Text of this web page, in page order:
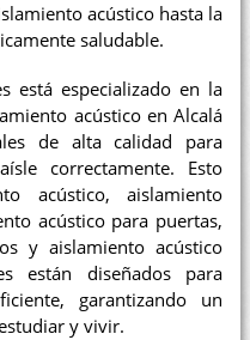
acústico hasta la
saludable.
está especializado en la
acústico en Alcalá
de alta calidad para
correctamente. Esto
acústico, aislamiento
acústico para puertas,
y aislamiento acústico
están diseñados para
garantizando un
y vivir.